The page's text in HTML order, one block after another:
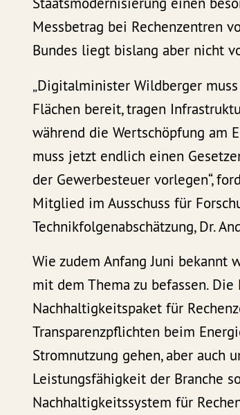
Messbetrag bei Rechenzentren
Bundes liegt bislang aber nicht
„Digitalminister Wildberger
Flächen bereit, tragen
während die Wertschöpfung am
muss jetzt endlich einen
der Gewerbesteuer vorlegen“,
Mitglied im Ausschuss für
Technikfolgenabschätzung, Dr.
Wie zudem Anfang Juni bekannt
mit dem Thema zu befassen.
Nachhaltigkeitspaket für
Transparenzpflichten beim
Stromnutzung gehen, aber auch
Leistungsfähigkeit der Branche
Nachhaltigkeitssystem für